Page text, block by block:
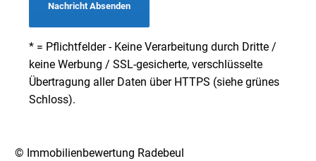
Nachricht Absenden
* = Pflichtfelder - Keine Verarbeitung durch Dritte /
keine Werbung / SSL-gesicherte, verschlüsselte
Übertragung aller Daten über HTTPS (siehe grünes
Schloss).
© Immobilienbewertung Radebeul